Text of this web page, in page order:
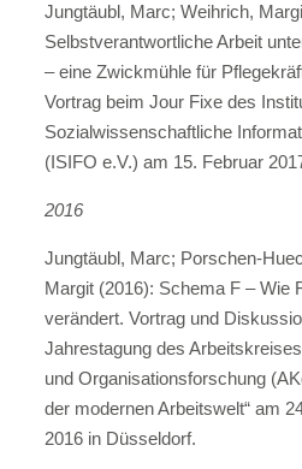
Jungtäubl, Marc; Weihrich,
Selbstverantwortliche Arbeit
– eine Zwickmühle für
Vortrag beim Jour Fixe des
Sozialwissenschaftliche
(ISIFO e.V.) am 15. Februar
2016
Jungtäubl, Marc; Porschen-
Margit (2016): Schema F – Wie
verändert. Vortrag und
Jahrestagung des
und Organisationsforschung
der modernen Arbeitswelt“ am
2016 in Düsseldorf.